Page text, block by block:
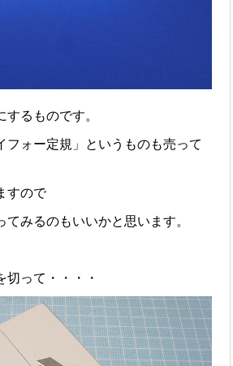
るものです。
フォー定規」というものも売って
すので
てみるのもいいかと思います。
切って・・・・